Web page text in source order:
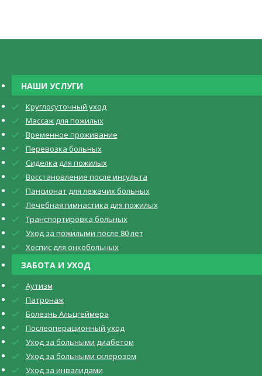
НАШИ УСЛУГИ
Круглосуточный уход
Массаж для пожилых
Временное проживание
Перевозка больных
Сиделка для пожилых
Восстановление после инсульта
Пансионат для лежачих больных
Лечебная гимнастика для пожилых
Транспортировка больных
Уход за пожилыми после 80 лет
Хоспис для онкобольных
ЗАБОТА И УХОД
Аутизм
Патронаж
Болезнь Альцгеймера
Послеоперационный уход
Уход за больными диабетом
Уход за больными склерозом
Уход за инвалидами